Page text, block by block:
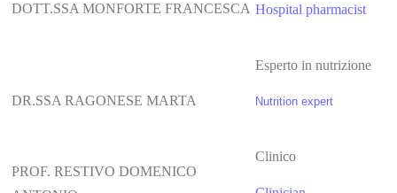
DOTT.SSA MONFORTE FRANCESCA Hospital pharmacist
DR.SSA RAGONESE MARTA
Esperto in nutrizione
Nutrition expert
PROF. RESTIVO DOMENICO
Clinico